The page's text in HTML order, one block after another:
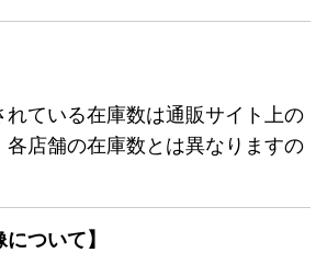
ている在庫数は通販サイト上の
店舗の在庫数とは異なりますの
ついて】